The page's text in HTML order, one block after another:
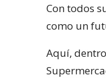
Con todos
como un
Aquí,